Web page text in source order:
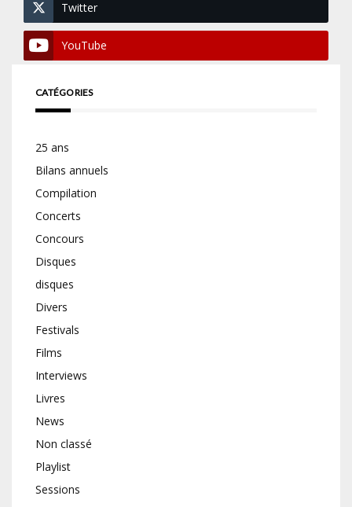
Twitter
YouTube
CATÉGORIES
25 ans
Bilans annuels
Compilation
Concerts
Concours
Disques
disques
Divers
Festivals
Films
Interviews
Livres
News
Non classé
Playlist
Sessions